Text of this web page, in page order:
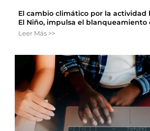
El cambio climático por la actividad
El Niño, impulsa el blanqueamiento
Leer Más >>